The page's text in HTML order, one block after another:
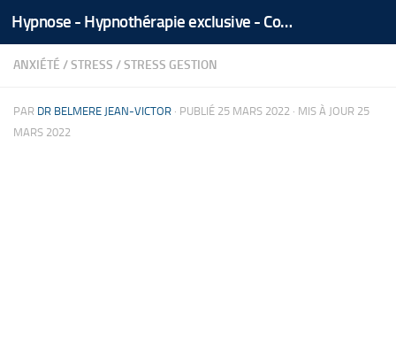
Skip to content Hypnose - Hypnothérapie exclusive - Coaching Médical Spécialisé - Tél/Whatsapp +212 666 535 866
ANXIÉTÉ /STRESS /STRESS GESTION
PAR DR BELMERE JEAN-VICTOR · PUBLIÉ 25 MARS 2022 · MIS À JOUR 25
MARS 2022